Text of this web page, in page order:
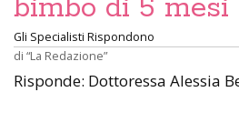
bimbo di 5 mesi
Gli Specialisti Rispondono
di “La Redazione”
Risponde: Dottoressa Alessia